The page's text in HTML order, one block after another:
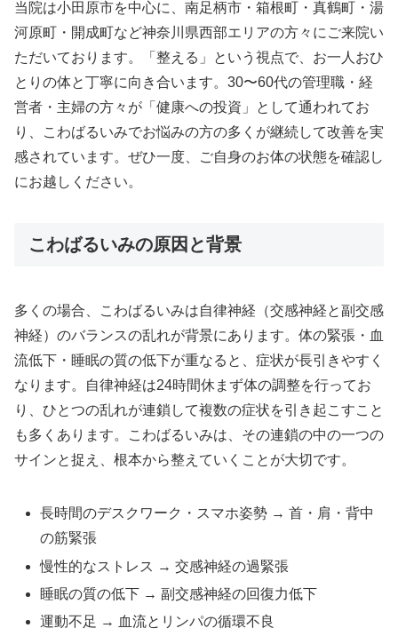
当院は小田原市を中心に、南足柄市・箱根町・真鶴町・湯
河原町・開成町など神奈川県西部エリアの方々にご来院い
ただいております。「整える」という視点で、お一人おひ
とりの体と丁寧に向き合います。30〜60代の管理職・経
営者・主婦の方々が「健康への投資」として通われてお
り、こわばるいみでお悩みの方の多くが継続して改善を実
感されています。ぜひ一度、ご自身のお体の状態を確認し
にお越しください。
こわばるいみの原因と背景
多くの場合、こわばるいみは自律神経（交感神経と副交感
神経）のバランスの乱れが背景にあります。体の緊張・血
流低下・睡眠の質の低下が重なると、症状が長引きやすく
なります。自律神経は24時間休まず体の調整を行ってお
り、ひとつの乱れが連鎖して複数の症状を引き起こすこと
も多くあります。こわばるいみは、その連鎖の中の一つの
サインと捉え、根本から整えていくことが大切です。
長時間のデスクワーク・スマホ姿勢 → 首・肩・背中
の筋緊張
慢性的なストレス → 交感神経の過緊張
睡眠の質の低下 → 副交感神経の回復力低下
運動不足 → 血流とリンパの循環不良